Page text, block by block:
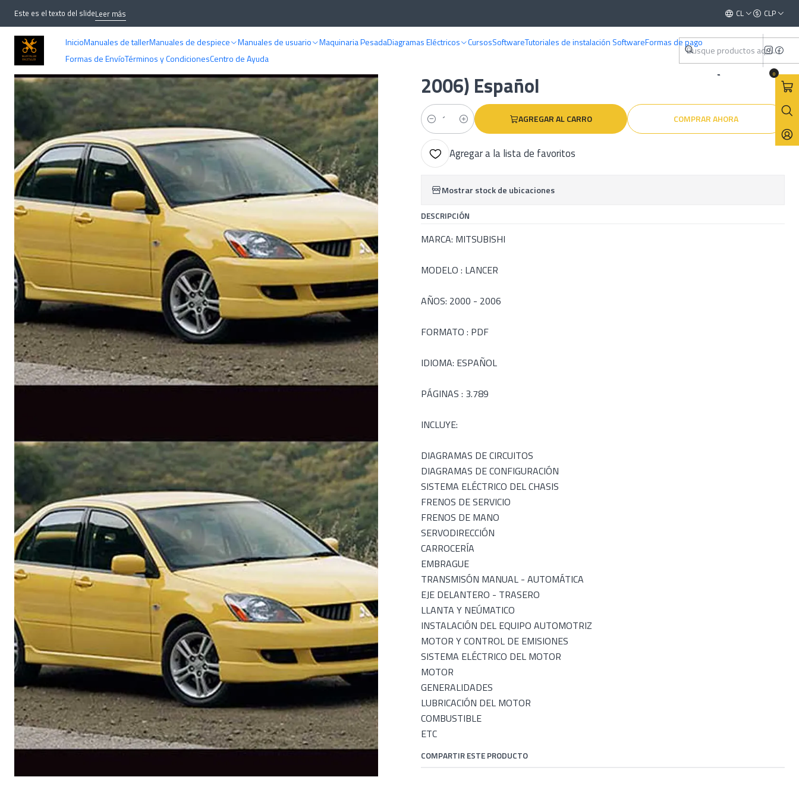
InicioManuales de tallerManuales de despiece Manuales de usuario Maquinaria PesadaDiagramas Eléctricos CursosSoftwareTutoriales de instalación SoftwareFormas de pago
Formas de EnvíoTérminos y CondicionesCentro de Ayuda
0
Este es el texto del slideLeer más CL CLP
Manual De Taller Mitsubishi Lancer (2000-
2006) Español
Cantidad
AGREGAR AL CARRO COMPRAR AHORA
Agregar a la lista de favoritos
Mostrar stock de ubicaciones
DESCRIPCIÓN
MARCA: MITSUBISHI
MODELO : LANCER
AÑOS: 2000 - 2006
FORMATO : PDF
IDIOMA: ESPAÑOL
PÁGINAS : 3.789
INCLUYE:
DIAGRAMAS DE CIRCUITOS
DIAGRAMAS DE CONFIGURACIÓN
SISTEMA ELÉCTRICO DEL CHASIS
FRENOS DE SERVICIO
FRENOS DE MANO
SERVODIRECCIÓN
CARROCERÍA
EMBRAGUE
TRANSMISÓN MANUAL - AUTOMÁTICA
EJE DELANTERO - TRASERO
LLANTA Y NEÚMATICO
INSTALACIÓN DEL EQUIPO AUTOMOTRIZ
MOTOR Y CONTROL DE EMISIONES
SISTEMA ELÉCTRICO DEL MOTOR
MOTOR
GENERALIDADES
LUBRICACIÓN DEL MOTOR
COMBUSTIBLE
ETC
COMPARTIR ESTE PRODUCTO